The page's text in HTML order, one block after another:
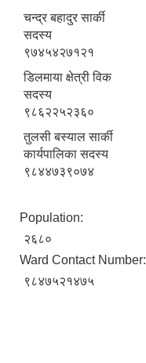
चन्द्र बहादुर सार्की
सदस्य
९७४५४२७१२१
डिलमाया क्षेत्री विक
सदस्य
९८६२२५२३६०
तुलसी बस्याल सार्की
कार्यपालिका सदस्य
९८४४७३९०७४
Population:
२६८०
Ward Contact Number:
९८४७५२१४७५